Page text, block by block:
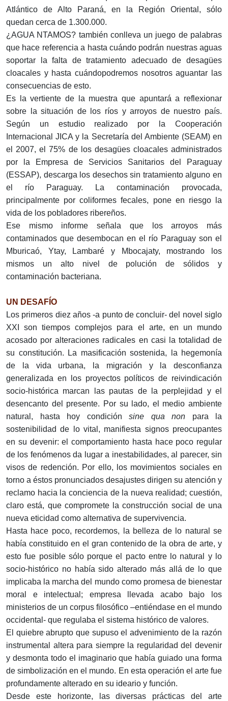
Atlántico de Alto Paraná, en la Región Oriental, sólo
quedan cerca de 1.300.000.
¿AGUA NTAMOS? también conlleva un juego de palabras
que hace referencia a hasta cuándo podrán nuestras aguas
soportar la falta de tratamiento adecuado de desagües
cloacales y hasta cuándopodremos nosotros aguantar las
consecuencias de esto.
Es la vertiente de la muestra que apuntará a reflexionar
sobre la situación de los ríos y arroyos de nuestro país.
Según un estudio realizado por la Cooperación
Internacional JICA y la Secretaría del Ambiente (SEAM) en
el 2007, el 75% de los desagües cloacales administrados
por la Empresa de Servicios Sanitarios del Paraguay
(ESSAP), descarga los desechos sin tratamiento alguno en
el río Paraguay. La contaminación provocada,
principalmente por coliformes fecales, pone en riesgo la
vida de los pobladores ribereños.
Ese mismo informe señala que los arroyos más
contaminados que desembocan en el río Paraguay son el
Mburicaó, Ytay, Lambaré y Mbocajaty, mostrando los
mismos un alto nivel de polución de sólidos y
contaminación bacteriana.
UN DESAFÍO
Los primeros diez años -a punto de concluir- del novel siglo
XXI son tiempos complejos para el arte, en un mundo
acosado por alteraciones radicales en casi la totalidad de
su constitución. La masificación sostenida, la hegemonía
de la vida urbana, la migración y la desconfianza
generalizada en los proyectos políticos de reivindicación
socio-histórica marcan las pautas de la perplejidad y el
desencanto del presente. Por su lado, el medio ambiente
natural, hasta hoy condición sine qua non para la
sostenibilidad de lo vital, manifiesta signos preocupantes
en su devenir: el comportamiento hasta hace poco regular
de los fenómenos da lugar a inestabilidades, al parecer, sin
visos de redención. Por ello, los movimientos sociales en
torno a éstos pronunciados desajustes dirigen su atención y
reclamo hacia la conciencia de la nueva realidad; cuestión,
claro está, que compromete la construcción social de una
nueva eticidad como alternativa de supervivencia.
Hasta hace poco, recordemos, la belleza de lo natural se
había constituido en el gran contenido de la obra de arte, y
esto fue posible sólo porque el pacto entre lo natural y lo
socio-histórico no había sido alterado más allá de lo que
implicaba la marcha del mundo como promesa de bienestar
moral e intelectual; empresa llevada acabo bajo los
ministerios de un corpus filosófico –entiéndase en el mundo
occidental- que regulaba el sistema histórico de valores.
El quiebre abrupto que supuso el advenimiento de la razón
instrumental altera para siempre la regularidad del devenir
y desmonta todo el imaginario que había guiado una forma
de simbolización en el mundo. En esta operación el arte fue
profundamente alterado en su ideario y función.
Desde este horizonte, las diversas prácticas del arte